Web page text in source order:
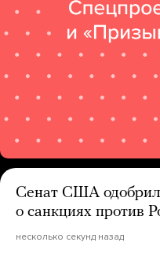
Сенат США одобрил
о санкциях против
несколько секунд назад